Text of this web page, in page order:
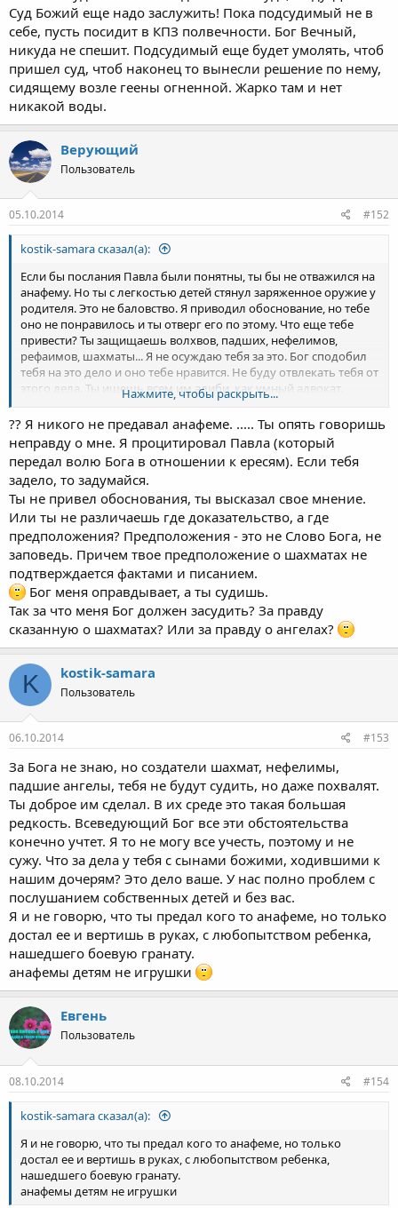
Суд Божий еще надо заслужить! Пока подсудимый не в
себе, пусть посидит в КПЗ полвечности. Бог Вечный,
никуда не спешит. Подсудимый еще будет умолять, чтоб
пришел суд, чтоб наконец то вынесли решение по нему,
сидящему возле геены огненной. Жарко там и нет
никакой воды.
Верующий
Пользователь
05.10.2014 #152
kostik-samara сказал(а):
Если бы послания Павла были понятны, ты бы не отважился на
анафему. Но ты с легкостью детей стянул заряженное оружие у
родителя. Это не баловство. Я приводил обоснование, но тебе
оно не понравилось и ты отверг его по этому. Что еще тебе
привести? Ты защищаешь волхвов, падших, нефелимов,
рефаимов, шахматы... Я не осуждаю тебя за это. Бог сподобил
тебя на это дело и оно тебе нравится. Не буду отвлекать тебя от
этого дела. Ты ищешь всем им алиби, как умный адвокат.
Говоришь - "не пойман - не вор" Поймай, если сможешь!
Я не обличаю тебя. Пусть судят тебя твои слова. Мне что до
того? у меня и своих дел полно
Твои слова подробно
записаны для суда. Им и будешь говорить о своем видении
библии. Попробуй убедить их
Я никто, ты Богу скажи, что
никакого межвидового секса не было, и Он непойми за что
держит в аду падших ангелов и большую часть их потомства.
которого опять же "не существует"
на нет и суда нет. Вот и сидят там без суда, в аду. Даже Суд
Божий еще надо заслужить! Пока подсудимый не в себе, пусть
посидит в КПЗ полвечности. Бог Вечный, никуда не спешит.
Подсудимый еще будет умолять, чтоб пришел суд, чтоб
наконец то вынесли решение по нему,
сидящему возле геены огненной. Жарко там и нет никакой
воды.
Нажмите, чтобы раскрыть...
?? Я никого не предавал анафеме. ..... Ты опять говоришь
неправду о мне. Я процитировал Павла (который
передал волю Бога в отношении к ересям). Если тебя
задело, то задумайся.
Ты не привел обоснования, ты высказал свое мнение.
Или ты не различаешь где доказательство, а где
предположения? Предположения - это не Слово Бога, не
заповедь. Причем твое предположение о шахматах не
подтверждается фактами и писанием.
Бог меня оправдывает, а ты судишь.
Так за что меня Бог должен засудить? За правду
сказанную о шахматах? Или за правду о ангелах?
K kostik-samara
Пользователь
06.10.2014 #153
За Бога не знаю, но создатели шахмат, нефелимы,
падшие ангелы, тебя не будут судить, но даже похвалят.
Ты доброе им сделал. В их среде это такая большая
редкость. Всеведующий Бог все эти обстоятельства
конечно учтет. Я то не могу все учесть, поэтому и не
сужу. Что за дела у тебя с сынами божими, ходившими к
нашим дочерям? Это дело ваше. У нас полно проблем с
послушанием собственных детей и без вас.
Я и не говорю, что ты предал кого то анафеме, но только
достал ее и вертишь в руках, с любопытством ребенка,
нашедшего боевую гранату.
анафемы детям не игрушки
Евгень
Пользователь
08.10.2014 #154
kostik-samara сказал(а):
Я и не говорю, что ты предал кого то анафеме, но только
достал ее и вертишь в руках, с любопытством ребенка,
нашедшего боевую гранату.
анафемы детям не игрушки